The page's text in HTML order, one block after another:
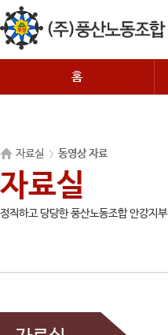
홈
자료실
정직하고 당당한 풍산노동조합 안강지부
자료실 동영상 자료